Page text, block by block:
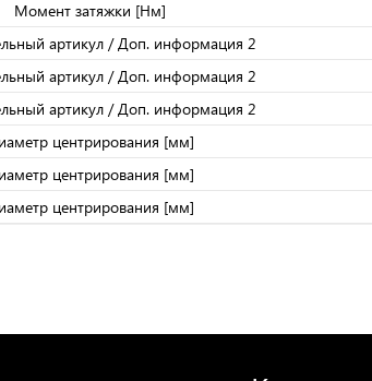
Момент затяжки [Нм]
артикул / Доп. информация 2
артикул / Доп. информация 2
артикул / Доп. информация 2
центрирования [мм]
центрирования [мм]
центрирования [мм]